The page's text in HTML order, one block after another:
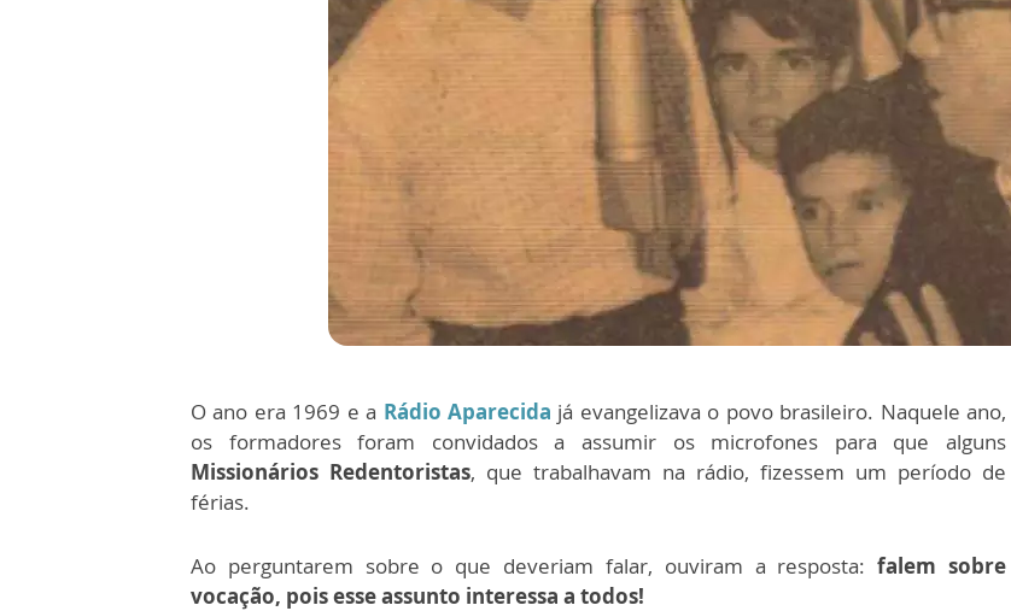
O ano era 1969 e a Rádio Aparecida já evangelizava o povo brasileiro. Naquele ano,
os formadores foram convidados a assumir os microfones para que alguns
Missionários Redentoristas, que trabalhavam na rádio, fizessem um período de
férias.
Ao perguntarem sobre o que deveriam falar, ouviram a resposta:falem sobre
vocação, pois esse assunto interessa a todos!